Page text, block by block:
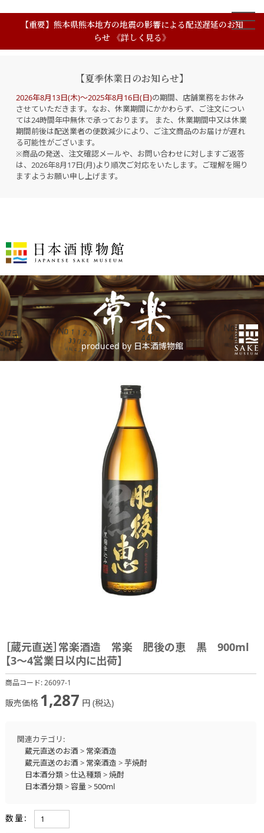
【重要】熊本県熊本地方の地震の影響による配送遅延のお知
らせ 《詳しく見る》
【夏季休業日のお知らせ】
2026年8月13日(木)～2025年8月16日(日)の期間、店舗業務をお休み
させていただきます。なお、休業期間にかかわらず、ご注文につい
ては24時間年中無休で承っております。 また、休業期間中又は休業
期間前後は配送業者の便数減少により、ご注文商品のお届けが遅れ
る可能性がございます。
※商品の発送、注文確認メールや、お問い合わせに対しますご返答
は、2026年8月17日(月)より順次ご対応をいたします。ご理解を賜り
ますようお願い申し上げます。
produced by 日本酒博物館
［蔵元直送］常楽酒造 常楽 肥後の恵 黒 900ml
【3～4営業日以内に出荷】
商品コード:26097-1
販売価格 1,287 円 (税込)
関連カテゴリ:
蔵元直送のお酒 > 常楽酒造
蔵元直送のお酒 > 常楽酒造 >芋焼酎
日本酒分類>仕込種類>焼酎
日本酒分類>容量> 500ml
数量: